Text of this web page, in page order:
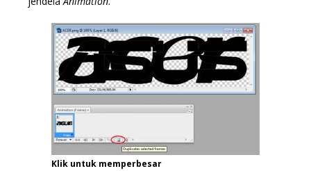
Klik untuk memperbesar